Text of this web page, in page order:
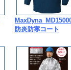
防炎防寒コート